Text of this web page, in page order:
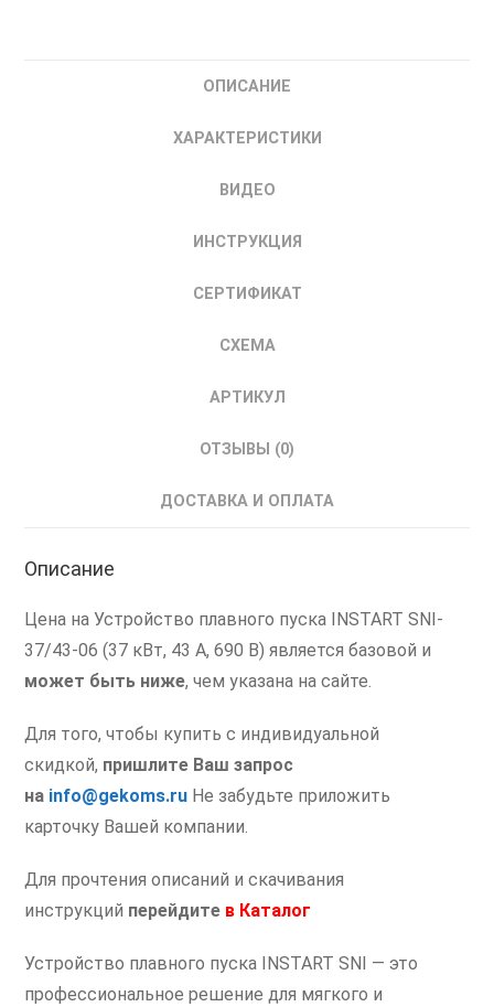
ОПИСАНИЕ
ХАРАКТЕРИСТИКИ
ВИДЕО
ИНСТРУКЦИЯ
СЕРТИФИКАТ
СХЕМА
АРТИКУЛ
ОТЗЫВЫ (0)
ДОСТАВКА И ОПЛАТА
Описание
Цена на Устройство плавного пуска INSTART SNI-
37/43-06 (37 кВт, 43 А, 690 В) является базовой и
может быть ниже, чем указана на сайте.
Для того, чтобы купить с индивидуальной
скидкой, пришлите Ваш запрос
на info@gekoms.ru Не забудьте приложить
карточку Вашей компании.
Для прочтения описаний и скачивания
инструкций перейдите в Каталог
Устройство плавного пуска INSTART SNI — это
профессиональное решение для мягкого и